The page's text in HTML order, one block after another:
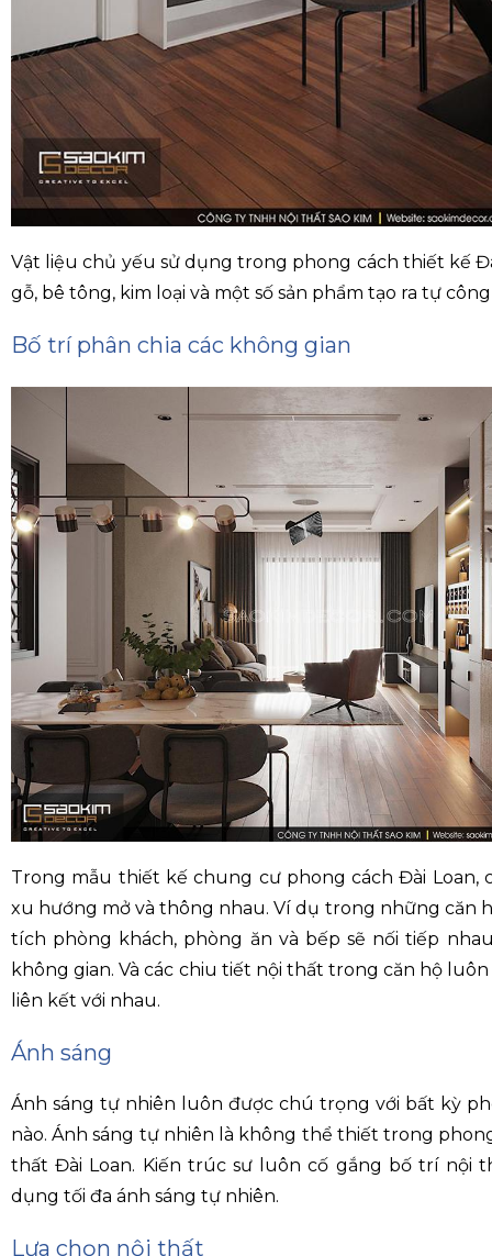
Vật liệu chủ yếu sử dụng trong phong cách thiết kế
gỗ, bê tông, kim loại và một số sản phẩm tạo ra tự
Bố trí phân chia các không gian
Trong mẫu thiết kế chung cư phong cách Đài Loan,
xu hướng mở và thông nhau. Ví dụ trong những căn
tích phòng khách, phòng ăn và bếp sẽ nối tiếp
không gian. Và các chiu tiết nội thất trong căn hộ
liên kết với nhau.
Ánh sáng
Ánh sáng tự nhiên luôn được chú trọng với bất kỳ
nào. Ánh sáng tự nhiên là không thể thiết trong
thất Đài Loan. Kiến trúc sư luôn cố gắng bố trí nội
dụng tối đa ánh sáng tự nhiên.
Lựa chọn nội thất